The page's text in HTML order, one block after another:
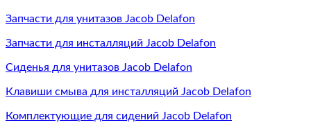
Запчасти для унитазов Jacob Delafon
Запчасти для инсталляций Jacob Delafon
Сиденья для унитазов Jacob Delafon
Клавиши смыва для инсталляций Jacob Delafon
Комплектующие для сидений Jacob Delafon